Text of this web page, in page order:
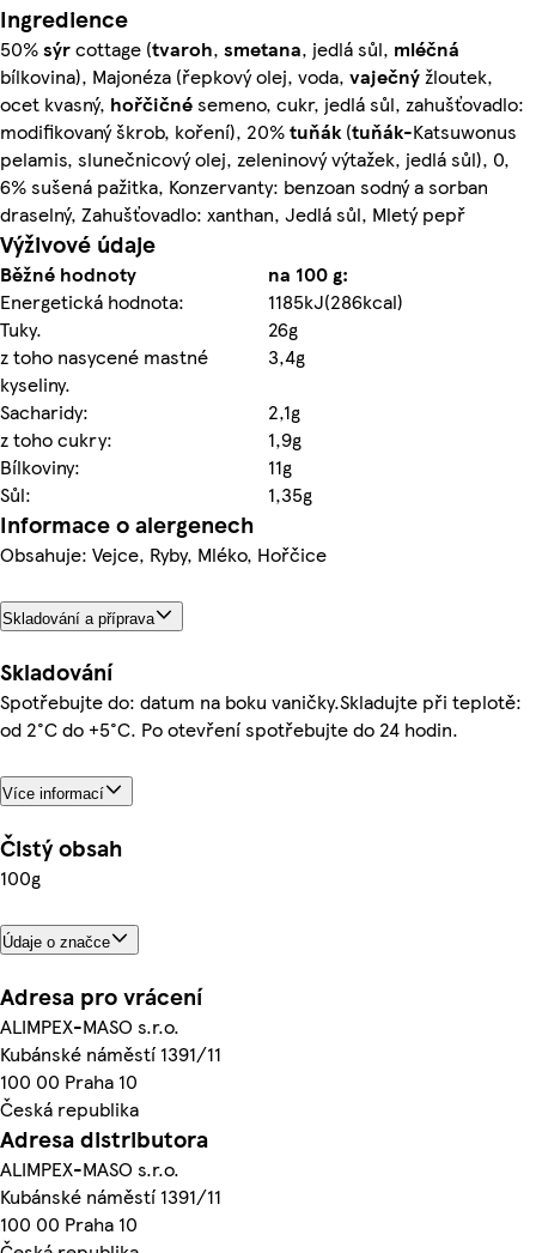
Ingredience
50%sýrcottage (tvaroh, smetana, jedlá sůl, mléčná
bílkovina), Majonéza (řepkový olej, voda, vaječnýžloutek,
ocet kvasný, hořčičnésemeno, cukr, jedlá sůl, zahušťovadlo:
modifikovaný škrob, koření), 20%tuňák(tuňák-Katsuwonus
pelamis, slunečnicový olej, zeleninový výtažek, jedlá sůl), 0,
6% sušená pažitka, Konzervanty: benzoan sodný a sorban
draselný, Zahušťovadlo: xanthan, Jedlá sůl, Mletý pepř
Výživové údaje
Běžné hodnoty
na 100 g:
Energetická hodnota:
1185kJ(286kcal)
Tuky.
26g
z toho nasycené mastné
kyseliny.
3,4g
Sacharidy:
2,1g
z toho cukry:
1,9g
Bílkoviny:
11g
Sůl:
1,35g
Informace o alergenech
Obsahuje: Vejce, Ryby, Mléko, Hořčice
Skladování a příprava
Skladování
Spotřebujte do: datum na boku vaničky.Skladujte při teplotě:
od 2°C do +5°C. Po otevření spotřebujte do 24 hodin.
Více informací
Čistý obsah
100g
Údaje o značce
Adresa pro vrácení
ALIMPEX-MASO s.r.o.
Kubánské náměstí 1391/11
100 00 Praha 10
Česká republika
Adresa distributora
ALIMPEX-MASO s.r.o.
Kubánské náměstí 1391/11
100 00 Praha 10